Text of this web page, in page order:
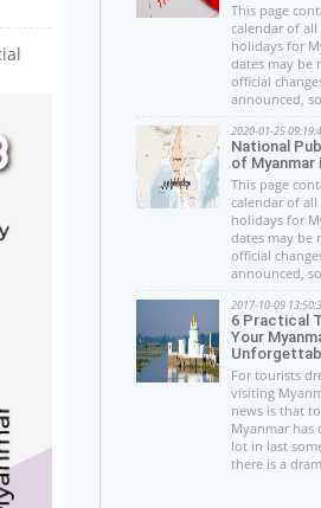
This page
calendar of all
holidays for
dates may be
official
announced,
2020-01-25
National
of Myanmar
This page
calendar of all
holidays for
dates may be
official
announced,
2017-10-09
6 Practical
Your
For tourists
visiting
news is that
Myanmar has
lot in last
there is a